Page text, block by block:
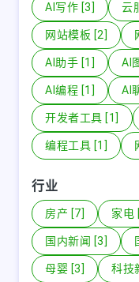
AI写作 [3] 云
网站模板 [2]
AI助手 [1] AI
AI编程 [1] AI
开发者工具 [1]
编程工具 [1]
行业
房产 [7] 家电
国内新闻 [3]
母婴 [3] 科技